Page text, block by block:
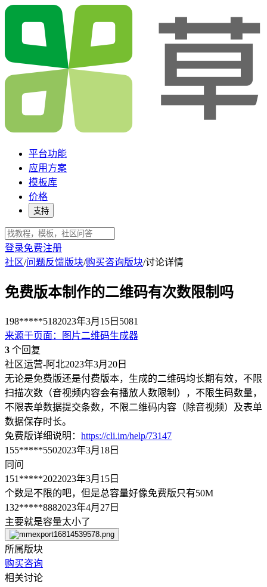
平台功能
应用方案
模板库
价格
支持
登录免费注册
社区/问题反馈版块/购买咨询版块/讨论详情
免费版本制作的二维码有次数限制吗
198*****5182023年3月15日 5081
来源于页面 ：
图片二维码生成器
3 个回复
社区运营-阿北2023年3月20日
无论是免费版还是付费版本，生成的二维码均长期有效，不限
扫描次数（音视频内容会有播放人数限制），不限生码数量，
不限表单数据提交条数，不限二维码内容（除音视频）及表单
数据保存时长。
免费版详细说明： https://cli.im/help/73147
155*****5502023年3月18日
同问
151*****2022023年3月15日
个数是不限的吧，但是总容量好像免费版只有50M
132*****8882023年4月27日
主要就是容量太小了
所属版块
购买咨询
相关讨论